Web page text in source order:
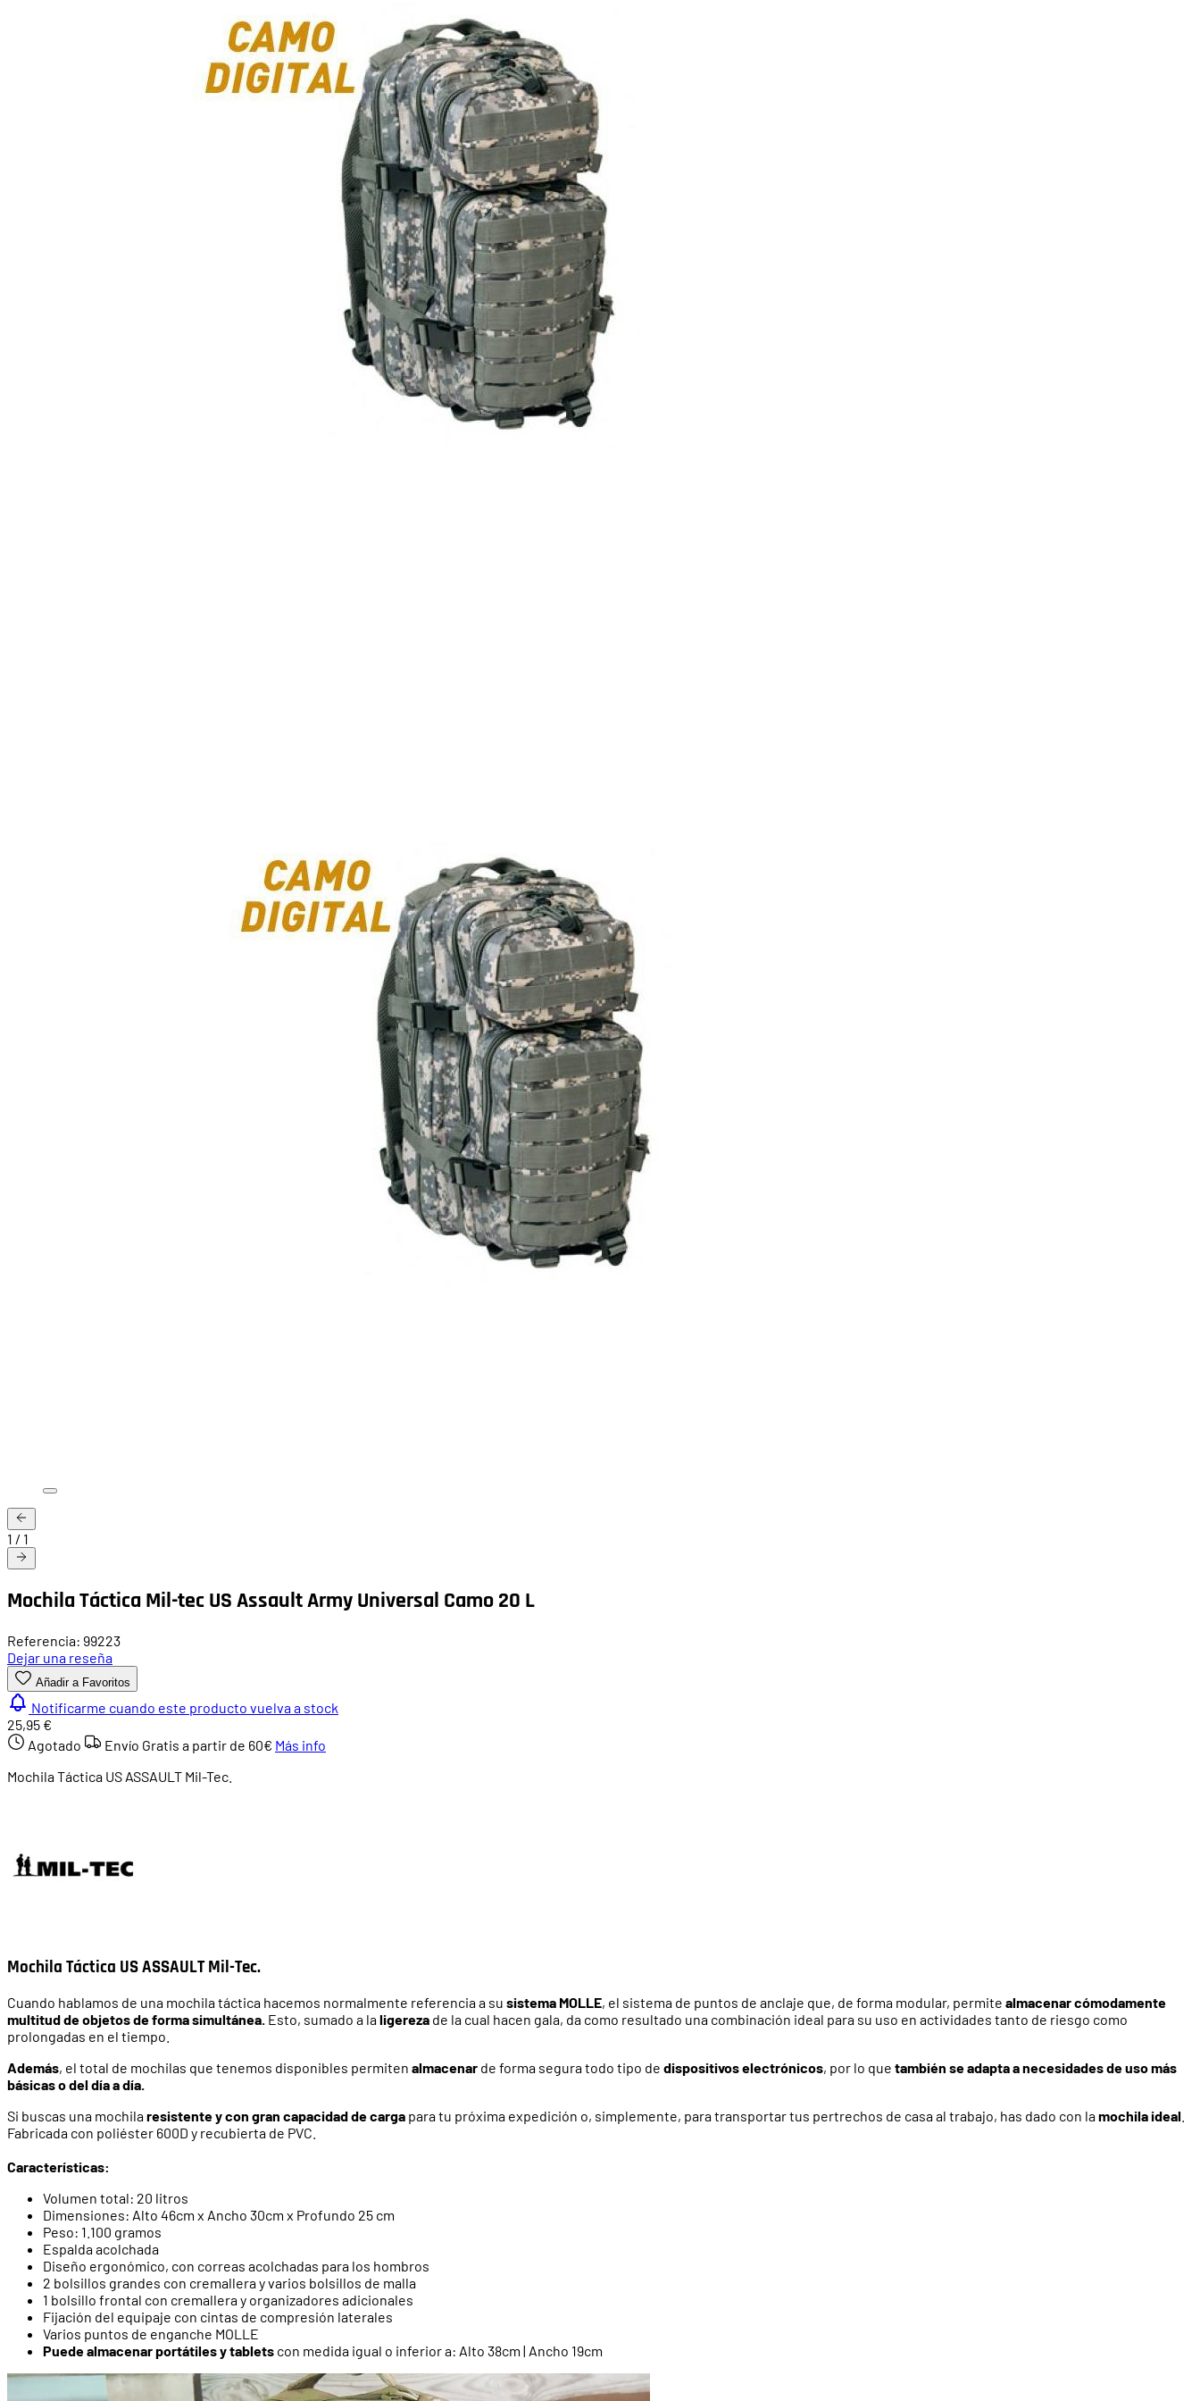
1 / 1
Mochila Táctica Mil-tec US Assault Army Universal Camo 20 L
Referencia: 99223
Dejar una reseña
Añadir a Favoritos
Notificarme cuando este producto vuelva a stock
25,95 €
Agotado
Envío Gratis a partir de 60€ Más info
Mochila Táctica US ASSAULT Mil-Tec.
Mochila Táctica US ASSAULT Mil-Tec.
Cuando hablamos de una mochila táctica hacemos normalmente referencia a su sistema MOLLE, el sistema de puntos de anclaje que, de forma modular, permite almacenar cómodamente
multitud de objetos de forma simultánea. Esto, sumado a laligereza de la cual hacen gala, da como resultado una combinación ideal para su uso en actividades tanto de riesgo como
prolongadas en el tiempo.
Además, el total de mochilas que tenemos disponibles permiten almacenar de forma segura todo tipo de dispositivos electrónicos, por lo que también se adapta a necesidades de uso más
básicas o del día a día.
Si buscas una mochilaresistente y con gran capacidad de carga para tu próxima expedición o, simplemente, para transportar tus pertrechos de casa al trabajo, has dado con lamochila ideal
Fabricada con poliéster 600D y recubierta de PVC.
Características:
Volumen total: 20 litros
Dimensiones: Alto 46cm x Ancho 30cm x Profundo 25 cm
Peso: 1.100 gramos
Espalda acolchada
Diseño ergonómico, con correas acolchadas para los hombros
2 bolsillos grandes con cremallera y varios bolsillos de malla
1 bolsillo frontal con cremallera y organizadores adicionales
Fijación del equipaje con cintas de compresión laterales
Varios puntos de enganche MOLLE
Puede almacenar portátiles y tablets con medida igual o inferior a: Alto 38cm | Ancho 19cm